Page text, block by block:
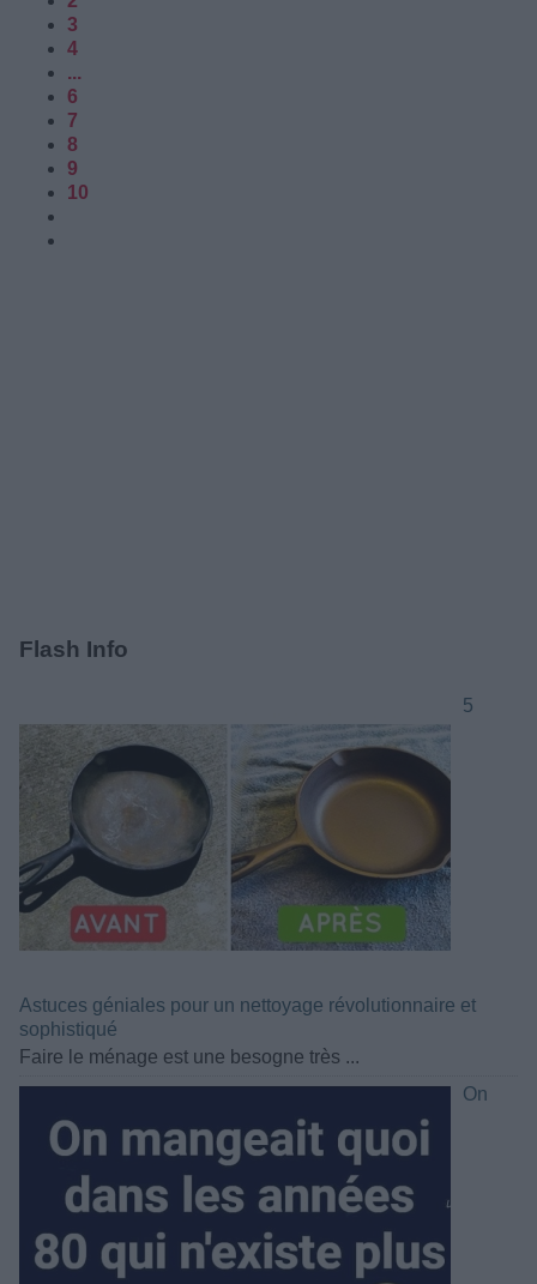
3
4
...
6
7
8
9
10
Flash Info
5
Astuces géniales pour un nettoyage révolutionnaire et
sophistiqué
Faire le ménage est une besogne très ...
On